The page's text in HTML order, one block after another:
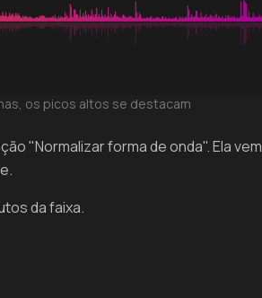
os picos altos se destacam
"Normalizar forma de onda". Ela vem
da faixa.